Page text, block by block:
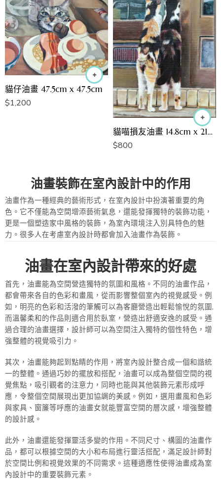
貓仔油畫 47.5cm x 47.5cm
$1,200
貓喵損友油畫 14.8cm x 21cm
$800
油畫裝飾在室內設計中的作用
油畫作為一種經典的藝術形式，在室內設計中扮演著重要的角
色。它不僅能為空間增添藝術氣息，還能發揮獨特的裝飾功能，
更是一個塑造家中風格的裝飾，為室內環境注入別具特色的魅
力。很多人在考慮室內設計時都會加入油畫作為裝飾。
油畫在室內設計帶來的好處
首先，油畫能為空間營造獨特的氛圍和風格。不同的油畫作品，
都會帶來各自的色彩和畫風，從而影響整個室內的視覺感受。例
如，明亮的色彩和活潑的筆觸可以為客廳營造出輕鬆愉悅的氛圍,
而溫馨柔和的作品則適合用於臥室，營造出舒適安逸的感受。通
過合理的油畫選擇，設計師可以為空間注入獨特的個性特色，增
強整體的視覺吸引力。
其次，油畫能夠起到點睛的作用，將室內設計整合成一個和諧統
一的整體。通過巧妙的擺放和搭配，油畫可以成為整個空間的視
覺焦點，吸引觀者的注意力，同時也能與其他裝飾元素形成呼
應，令整個空間展現出更加協調的美感。例如，選用畫風和色彩
與家具、窗簾等呼應的油畫女就能豐富空間的層次感，增強整體
的設計感。
此外，油畫還能發揮靈活多變的作用。不同尺寸、構圖的油畫作
品，都可以根據空間的大小和布局進行靈活搭配，滿足設計師對
於空間比例和視覺效果的不同需求。這種適應性使得油畫成為室
內設計中的重要裝飾元素。